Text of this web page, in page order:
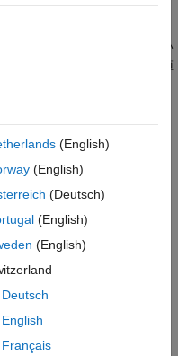
を呼び出し、その戻り値を
イラが呼び出しを許可してい
あります。ルールは、戻り値
い場合や
型に明示的に
の戻り値で関数にフラグを設
memmove 、
(English)
(English)
(Deutsch)
(English)
(English)
Deutsch
English
Français